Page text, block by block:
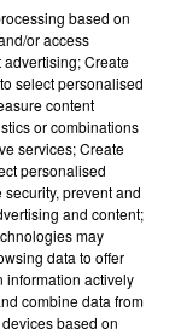
nouveau dans le
à Haguenau à
la nouvelle Perle
based on
or access
Create
select personalised
content
or combinations
services; Create
personalised
prevent and
and content;
may
data to offer
information actively
combine data from
based on